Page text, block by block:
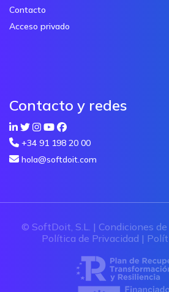
Contacto
Acceso privado
Contacto y redes
+34 91 198 20 00
hola@softdoit.com
© SoftDoit, S.L. | Condiciones de
Política de Privacidad |